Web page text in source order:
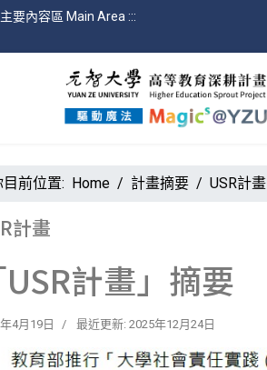
要內容區 Main Area :::
目前位置: Home 計畫摘要 USR計畫
計畫
USR計畫」摘要
4月19日 最近更新: 2025年12月24日